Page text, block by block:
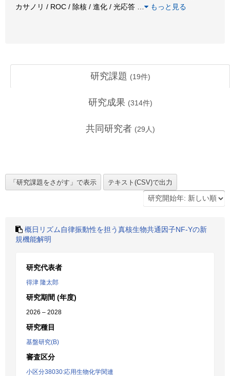
カサノリ / ROC / 除核 / 進化 / 光応答
もっと見る
研究課題 (19件)
研究成果 (314件)
共同研究者 (29 人)
概日リズム自律振動性を担う真核生物共通因子NF-Yの新
規機能解明
研究代表者
得津 隆太郎
研究期間 (年度)
2026 – 2028
研究種目
基盤研究(B)
審査区分
小区分38030:応用生物化学関連